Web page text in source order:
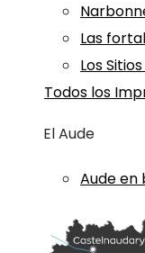
Las
Los
Todos los
El Aude
Aude en